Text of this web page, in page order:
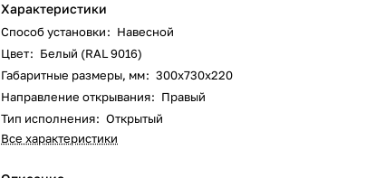
Характеристики
Способ установки: Навесной
Цвет: Белый (RAL 9016)
Габаритные размеры, мм: 300х730х220
Направление открывания: Правый
Тип исполнения: Открытый
Все характеристики